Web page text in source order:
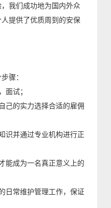
我们成功地为国内外众
提供了优质周到的安保
骤：
面试；
己的实力选择合适的雇佣
识并通过专业机构进行正
能成为一名真正意义上的
日常维护管理工作，保证